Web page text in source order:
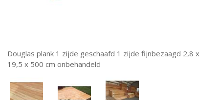
Douglas plank 1 zijde geschaafd 1 zijde fijnbezaagd 2,8 x
19,5 x 500 cm onbehandeld